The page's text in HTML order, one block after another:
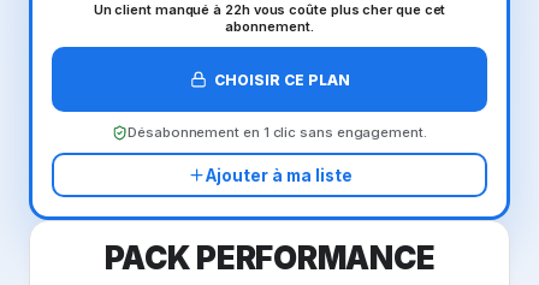
Un client manqué à 22h vous coûte plus cher que cet
abonnement.
CHOISIR CE PLAN
Désabonnement en 1 clic sans engagement.
Ajouter à ma liste
PACK PERFORMANCE